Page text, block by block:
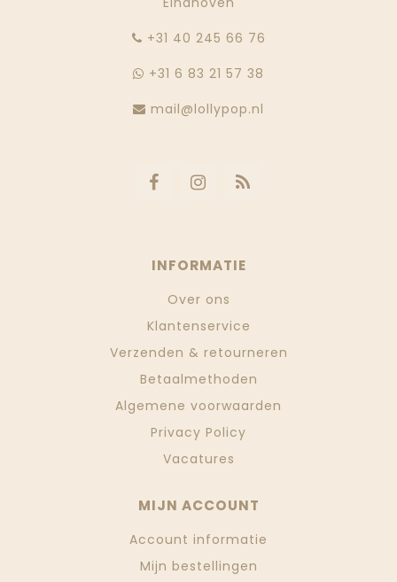
‭+31 40 245 66 76
+31 6 83 21 57 38
mail@lollypop.nl
INFORMATIE
Over ons
Klantenservice
Verzenden & retourneren
Betaalmethoden
Algemene voorwaarden
Privacy Policy
Vacatures
MIJN ACCOUNT
Account informatie
Mijn bestellingen